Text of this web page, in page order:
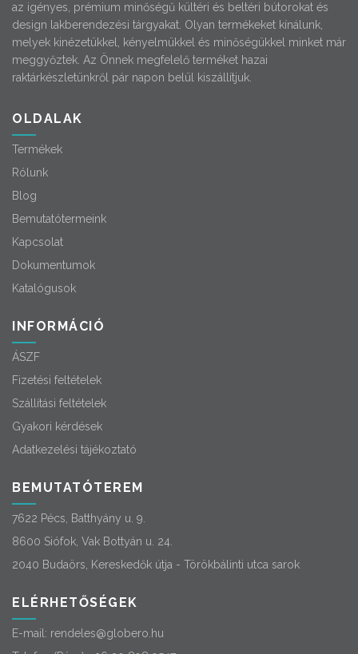
az igényes, prémium minőségű kültéri és beltéri bútorokat és
design lakberendezési tárgyakat. Olyan termékeket kínálunk,
melyek kinézetükkel, kényelmükkel és minőségükkel minket már
meggyőztek. Az Önnek megfelelő terméket hazai
raktárkészletünkről pár napon belül kiszállítjuk.
OLDALAK
Termékek
Rólunk
Blog
Bemutatótermeink
Kapcsolat
Dokumentumok
Katalógusok
INFORMÁCIÓ
ÁSZF
Fizetési feltételek
Szállítási feltételek
Gyakori kérdések
Adatkezelési tájékoztató
BEMUTATÓTEREM
7622 Pécs, Batthyány u. 9.
8600 Siófok, Vak Bottyán u. 24.
2040 Budaörs, Kereskedők útja - Törökbálinti utca sarok
ELÉRHETŐSÉGEK
E-mail: rendeles@globero.hu